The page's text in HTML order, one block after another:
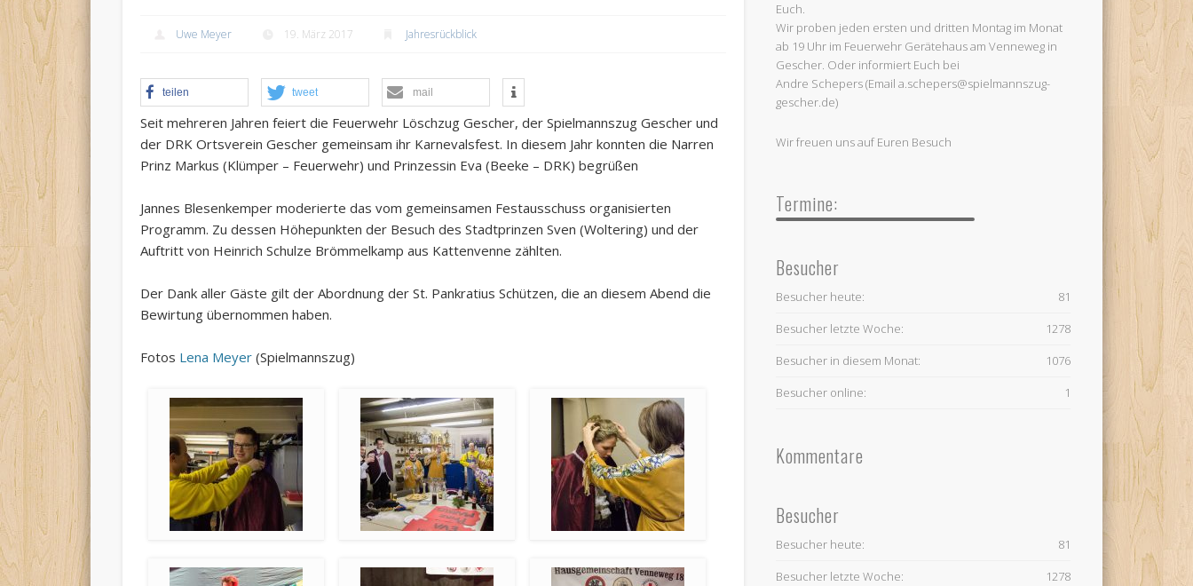
Uwe Meyer 19. März 2017 Jahresrückblick
teilen tweet mail
Seit mehreren Jahren feiert die Feuerwehr Löschzug Gescher, der Spielmannszug Gescher und
der DRK Ortsverein Gescher gemeinsam ihr Karnevalsfest. In diesem Jahr konnten die Narren
Prinz Markus (Klümper – Feuerwehr) und Prinzessin Eva (Beeke – DRK) begrüßen
Jannes Blesenkemper moderierte das vom gemeinsamen Festausschuss organisierten
Programm. Zu dessen Höhepunkten der Besuch des Stadtprinzen Sven (Woltering) und der
Auftritt von Heinrich Schulze Brömmelkamp aus Kattenvenne zählten.
Der Dank aller Gäste gilt der Abordnung der St. Pankratius Schützen, die an diesem Abend die
Bewirtung übernommen haben.
Fotos Lena Meyer (Spielmannszug)
Euch.
Wir proben jeden ersten und dritten Montag im Monat
ab 19 Uhr im Feuerwehr Gerätehaus am Venneweg in
Gescher. Oder informiert Euch bei
Andre Schepers (Email a.schepers@spielmannszug-
gescher.de)
Wir freuen uns auf Euren Besuch
Termine:
Besucher
81
Besucher heute:
1278
Besucher letzte Woche:
1076
Besucher in diesem Monat:
1
Besucher online:
Kommentare
Besucher
81
Besucher heute:
1278
Besucher letzte Woche: